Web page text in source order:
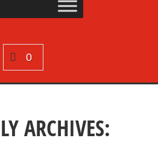
0
ARCHIVES: